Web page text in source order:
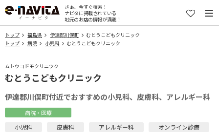
さぁ、今すぐ検索！
ナビタに掲載されている
地元のお店の情報が満載！
トップ 福島県 伊達郡川俣町
むとうこどもクリニック
トップ
病院 小児科 むとうこどもクリニック
ムトウコドモクリニツク
むとうこどもクリニック
伊達郡川俣町付近でおすすめの小児科、皮膚科、アレルギー科
病院・医療
小児科 皮膚科 アレルギー科 オンライン診療